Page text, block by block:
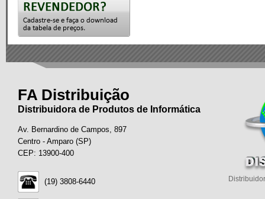
FA Distribuição
Distribuidora de Produtos de Informática
Av. Bernardino de Campos, 897
Centro - Amparo (SP)
CEP: 13900-400
(19) 3808-6440